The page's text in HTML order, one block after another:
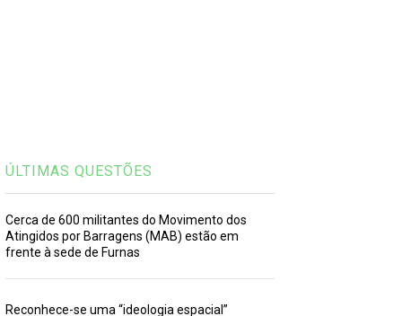
ÚLTIMAS QUESTÕES
Cerca de 600 militantes do Movimento dos
Atingidos por Barragens (MAB) estão em
frente à sede de Furnas
Reconhece-se uma “ideologia espacial”